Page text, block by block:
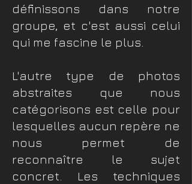
définissons dans notre
groupe, et c'est aussi celui
qui me fascine le plus.
​L'autre type de photos
abstraites que nous
catégorisons est celle pour
lesquelles aucun repère ne
nous permet de
reconnaître le sujet
concret. Les techniques